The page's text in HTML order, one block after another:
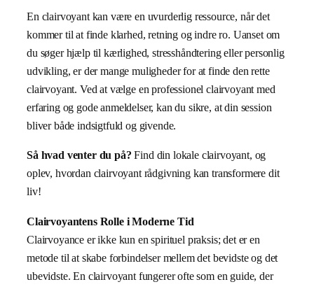
En clairvoyant kan være en uvurderlig ressource, når det
kommer til at finde klarhed, retning og indre ro. Uanset om
du søger hjælp til kærlighed, stresshåndtering eller personlig
udvikling, er der mange muligheder for at finde den rette
clairvoyant. Ved at vælge en professionel clairvoyant med
erfaring og gode anmeldelser, kan du sikre, at din session
bliver både indsigtfuld og givende.
Så hvad venter du på? Find din lokale clairvoyant, og
oplev, hvordan clairvoyant rådgivning kan transformere dit
liv!
Clairvoyantens Rolle i Moderne Tid
Clairvoyance er ikke kun en spirituel praksis; det er en
metode til at skabe forbindelser mellem det bevidste og det
ubevidste. En clairvoyant fungerer ofte som en guide, der